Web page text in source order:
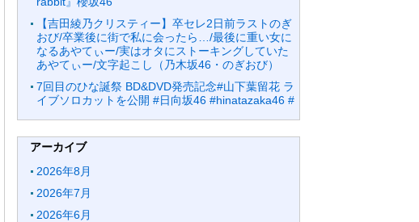
【吉田綾乃クリスティー】卒セレ2日前ラストのぎ
おび/卒業後に街で私に会ったら…/最後に重い女に
なるあやてぃー/実はオタにストーキングしていた
あやてぃー/文字起こし（乃木坂46・のぎおび）
7回目のひな誕祭 BD&DVD発売記念#山下葉留花 ラ
イブソロカットを公開 #日向坂46 #hinatazaka46 #
アーカイブ
2026年8月
2026年7月
2026年6月